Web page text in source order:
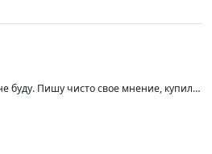
буду. Пишу чисто свое мнение, купил
отбалсировались хорошо. Мягкие
Советую пока цены не кусаются,